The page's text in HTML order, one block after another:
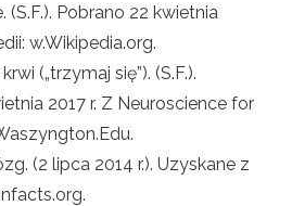
Pobrano 22 kwietnia
w.Wikipedia.org.
(„trzymaj się”). (S.F.).
2017 r. Z Neuroscience for
(2 lipca 2014 r.). Uzyskane z